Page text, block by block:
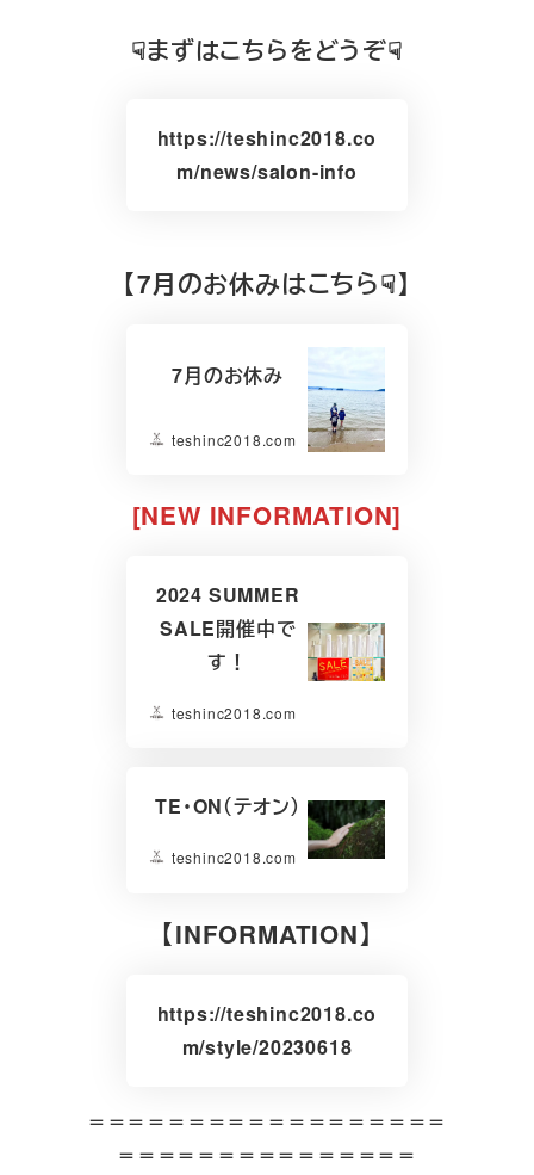
☟まずはこちらをどうぞ☟
https://teshinc2018.co
m/news/salon-info
【7月のお休みはこちら☟】
7月のお休み
teshinc2018.com
[NEW INFORMATION]
2024 SUMMER
SALE開催中で
す！
teshinc2018.com
TE・ON（テオン）
teshinc2018.com
【INFORMATION】
https://teshinc2018.co
m/style/20230618
＝＝＝＝＝＝＝＝＝＝＝＝＝＝＝＝＝＝
＝＝＝＝＝＝＝＝＝＝＝＝＝＝＝